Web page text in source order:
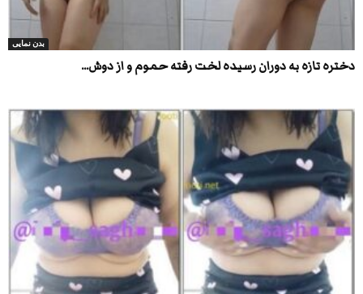
بدن نمایی
دختره تازه به دوران رسیده لخت رفته حموم و از دوش...